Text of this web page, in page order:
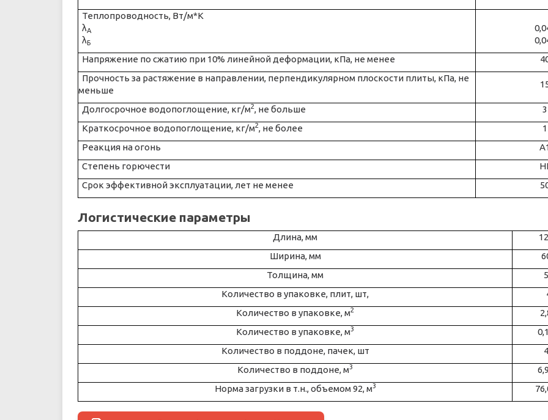
Теплопроводность, Вт/м*К
λА
λБ
Напряжение по сжатию при 10% линейной деформации, кПа, не менее
Прочность за растяжение в направлении, перпендикулярном плоскости плиты, кПа, не
меньше
Долгосрочное водопоглощение, кг/м2, не больше 3
Краткосрочное водопоглощение, кг/м2, не более 1
Реакция на огонь
Степень горючести
Срок эффективной эксплуатации, лет не менее
Логистические параметры
Длина, мм
Ширина, мм
Толщина, мм
Количество в упаковке, плит, шт,
Количество в упаковке, м2
Количество в упаковке, м3
Количество в поддоне, пачек, шт
Количество в поддоне, м3
Норма загрузки в т.н., объемом 92, м3